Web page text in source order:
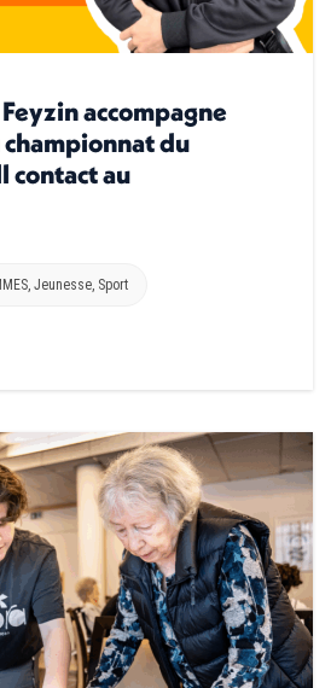
accompagne
championnat du
contact au
Jeunesse Sport